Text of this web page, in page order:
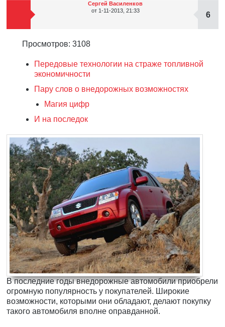
Сергей Василенков
от 1-11-2013, 21:33
6
Просмотров: 3108
Передовые технологии на страже топливной
экономичности
Пару слов о внедорожных возможностях
Магия цифр
И на последок
В последние годы внедорожные автомобили приобрели
огромную популярность у покупателей. Широкие
возможности, которыми они обладают, делают покупку
такого автомобиля вполне оправданной.